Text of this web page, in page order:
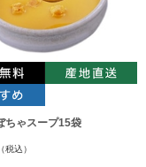
ちゃスープ15袋
（税込）